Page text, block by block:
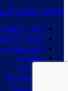
طراحی سایت:
اخبار و
آشنایی با
دانستنیهای
مکاتبات
نشریات
نیازمندی ها
درباره ما